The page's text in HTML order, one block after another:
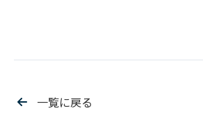
一覧に戻る